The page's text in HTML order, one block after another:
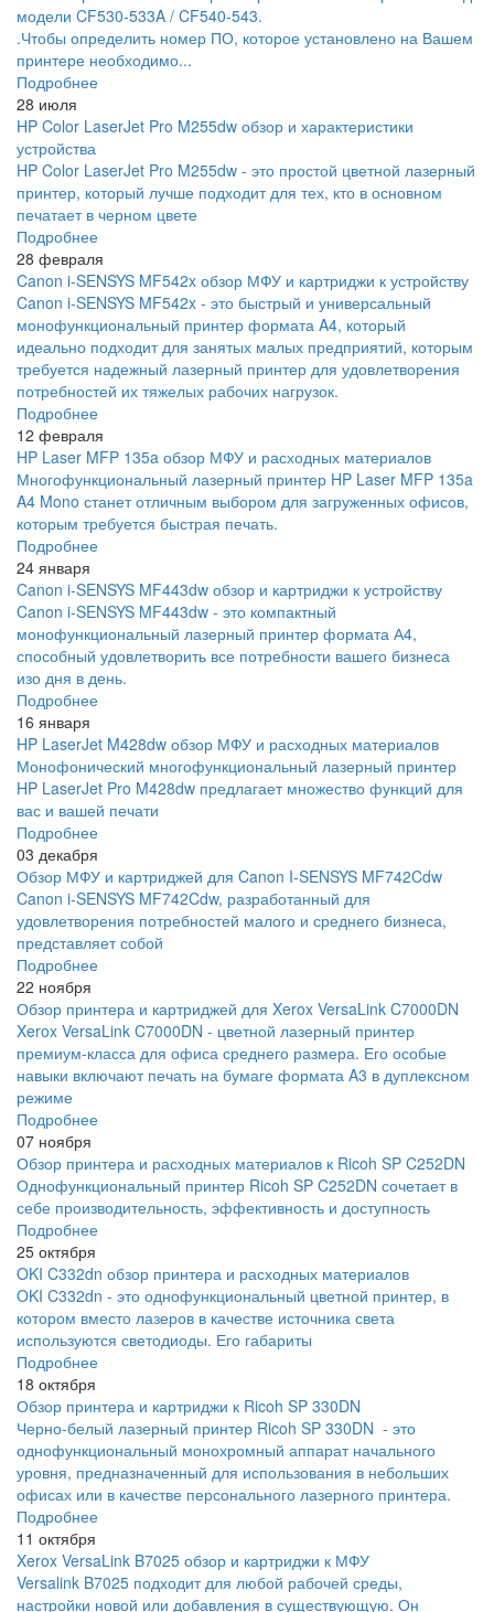
модели CF530-533A / CF540-543.
.Чтобы определить номер ПО, которое установлено на Вашем
принтере необходимо...
Подробнее
28 июля
HP Color LaserJet Pro M255dw обзор и характеристики
устройства
HP Color LaserJet Pro M255dw - это простой цветной лазерный
принтер, который лучше подходит для тех, кто в основном
печатает в черном цвете
Подробнее
28 февраля
Canon i-SENSYS MF542x обзор МФУ и картриджи к устройству
Canon i-SENSYS MF542x - это быстрый и универсальный
монофункциональный принтер формата A4, который
идеально подходит для занятых малых предприятий, которым
требуется надежный лазерный принтер для удовлетворения
потребностей их тяжелых рабочих нагрузок.
Подробнее
12 февраля
HP Laser MFP 135a обзор МФУ и расходных материалов
Многофункциональный лазерный принтер HP Laser MFP 135a
A4 Mono станет отличным выбором для загруженных офисов,
которым требуется быстрая печать.
Подробнее
24 января
Canon i-SENSYS MF443dw обзор и картриджи к устройству
Canon i-SENSYS MF443dw - это компактный
монофункциональный лазерный принтер формата А4,
способный удовлетворить все потребности вашего бизнеса
изо дня в день.
Подробнее
16 января
HP LaserJet M428dw обзор МФУ и расходных материалов
Монофонический многофункциональный лазерный принтер
HP LaserJet Pro M428dw предлагает множество функций для
вас и вашей печати
Подробнее
03 декабря
Обзор МФУ и картриджей для Canon I-SENSYS MF742Cdw
Canon i-SENSYS MF742Cdw, разработанный для
удовлетворения потребностей малого и среднего бизнеса,
представляет собой
Подробнее
22 ноября
Обзор принтера и картриджей для Xerox VersaLink C7000DN
Xerox VersaLink C7000DN - цветной лазерный принтер
премиум-класса для офиса среднего размера. Его особые
навыки включают печать на бумаге формата A3 в дуплексном
режиме
Подробнее
07 ноября
Обзор принтера и расходных материалов к Ricoh SP C252DN
Однофункциональный принтер Ricoh SP C252DN сочетает в
себе производительность, эффективность и доступность
Подробнее
25 октября
OKI C332dn обзор принтера и расходных материалов
OKI C332dn - это однофункциональный цветной принтер, в
котором вместо лазеров в качестве источника света
используются светодиоды. Его габариты
Подробнее
18 октября
Обзор принтера и картриджи к Ricoh SP 330DN
Черно-белый лазерный принтер Ricoh SP 330DN - это
однофункциональный монохромный аппарат начального
уровня, предназначенный для использования в небольших
офисах или в качестве персонального лазерного принтера.
Подробнее
11 октября
Xerox VersaLink B7025 обзор и картриджи к МФУ
Versalink B7025 подходит для любой рабочей среды,
настройки новой или добавления в существующую. Он